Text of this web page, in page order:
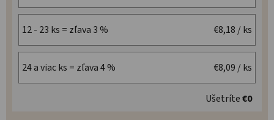
12 - 23 ks = zľava 3 % €8,18 / ks
24 a viac ks = zľava 4 % €8,09 / ks
Ušetríte€0